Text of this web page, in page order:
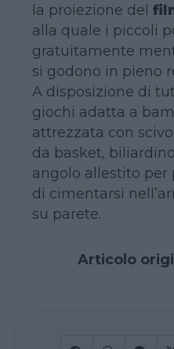
la proiezione del
alla quale i piccoli
gratuitamente
si godono in pieno
A disposizione di
giochi adatta a
attrezzata con
da basket,
angolo allestito
di cimentarsi
su parete.
Articolo